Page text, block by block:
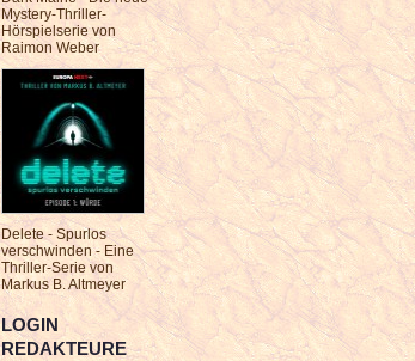
Mystery-Thriller-
Hörspielserie von
Raimon Weber
Delete - Spurlos
verschwinden - Eine
Thriller-Serie von
Markus B. Altmeyer
LOGIN
REDAKTEURE